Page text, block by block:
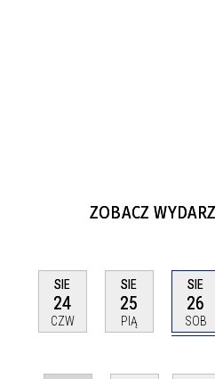
ZOBACZ
SIE
24
CZW
SIE
25
PIĄ
SIE
26
SOB